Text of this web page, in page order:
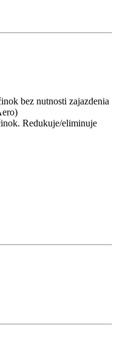
bez nutnosti zajazdenia
Redukuje/eliminuje